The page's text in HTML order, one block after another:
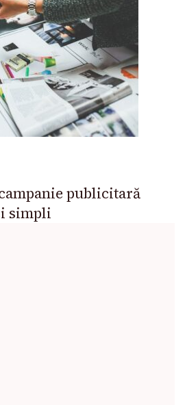
publicitară
simpli